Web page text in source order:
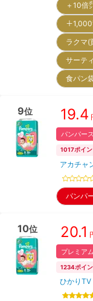
＋10
＋
ラクマ
サーテ
食パン
9位 19.4
パンパー
1017ポイン
アカチャ
パンパ
10位 20.1
プレミア
1234ポイ
ひかりTV